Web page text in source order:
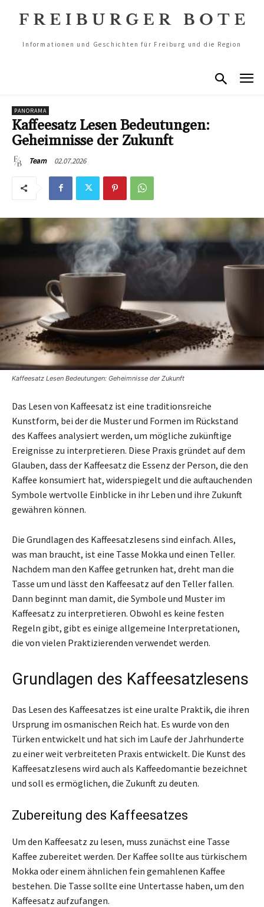
Informationen und Geschichten für Freiburg und die Region
PANORAMA
Kaffeesatz Lesen Bedeutungen:
Geheimnisse der Zukunft
Team 02.07.2026
Kaffeesatz Lesen Bedeutungen: Geheimnisse der Zukunft
Das Lesen von Kaffeesatz ist eine traditionsreiche
Kunstform, bei der die Muster und Formen im Rückstand
des Kaffees analysiert werden, um mögliche zukünftige
Ereignisse zu interpretieren. Diese Praxis gründet auf dem
Glauben, dass der Kaffeesatz die Essenz der Person, die den
Kaffee konsumiert hat, widerspiegelt und die auftauchenden
Symbole wertvolle Einblicke in ihr Leben und ihre Zukunft
gewähren können.
Die Grundlagen des Kaffeesatzlesens sind einfach. Alles,
was man braucht, ist eine Tasse Mokka und einen Teller.
Nachdem man den Kaffee getrunken hat, dreht man die
Tasse um und lässt den Kaffeesatz auf den Teller fallen.
Dann beginnt man damit, die Symbole und Muster im
Kaffeesatz zu interpretieren. Obwohl es keine festen
Regeln gibt, gibt es einige allgemeine Interpretationen,
die von vielen Praktizierenden verwendet werden.
Grundlagen des Kaffeesatzlesens
Das Lesen des Kaffeesatzes ist eine uralte Praktik, die ihren
Ursprung im osmanischen Reich hat. Es wurde von den
Türken entwickelt und hat sich im Laufe der Jahrhunderte
zu einer weit verbreiteten Praxis entwickelt. Die Kunst des
Kaffeesatzlesens wird auch als Kaffeedomantie bezeichnet
und soll es ermöglichen, die Zukunft zu deuten.
Zubereitung des Kaffeesatzes
Um den Kaffeesatz zu lesen, muss zunächst eine Tasse
Kaffee zubereitet werden. Der Kaffee sollte aus türkischem
Mokka oder einem ähnlichen fein gemahlenen Kaffee
bestehen. Die Tasse sollte eine Untertasse haben, um den
Kaffeesatz aufzufangen.